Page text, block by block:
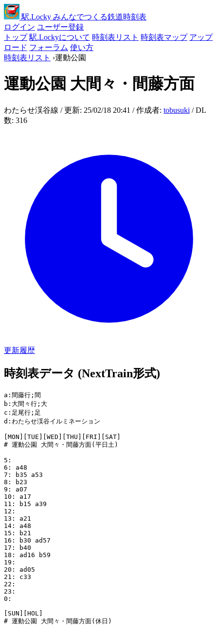
駅.Locky みんなでつくる鉄道時刻表
ログイン ユーザー登録
トップ 駅.Lockyについて 時刻表リスト 時刻表マップ アップ
ロード フォーラム 使い方
時刻表リスト ›運動公園
運動公園 大間々・間藤方面
わたらせ渓谷線 / 更新: 25/02/18 20:41 / 作成者: tobusuki / DL
数: 316
更新履歴
時刻表データ (NextTrain形式)
a:間藤行;間
b:大間々行;大
c:足尾行;足
d:わたらせ渓谷イルミネーション
[MON][TUE][WED][THU][FRI][SAT]
# 運動公園 大間々・間藤方面(平日土)
5:
6: a48
7: b35 a53
8: b23
9: a07
10: a17
11: b15 a39
12:
13: a21
14: a48
15: b21
16: b30 ad57
17: b40
18: ad16 b59
19:
20: ad05
21: c33
22:
23:
0:
[SUN][HOL]
# 運動公園 大間々・間藤方面(休日)